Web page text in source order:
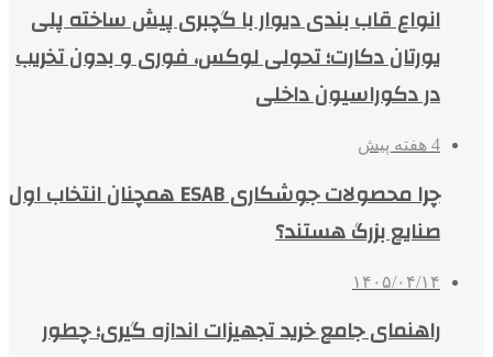
انواع قاب بندی دیوار با گچبری پیش ساخته پلی
یورتان دکارت؛ تحولی لوکس، فوری و بدون تخریب
در دکوراسیون داخلی
4 هفته پیش
چرا محصولات جوشکاری ESAB همچنان انتخاب اول
صنایع بزرگ هستند؟
۱۴۰۵/۰۴/۱۴
راهنمای جامع خرید تجهیزات اندازه گیری؛ چطور